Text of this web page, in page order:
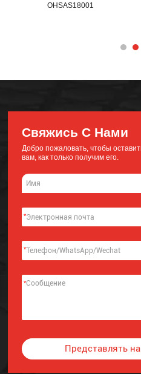
OHSAS18001
Свяжись С Нами
Добро пожаловать, чтобы
вам, как только получим его.
*
*
*
Представлять